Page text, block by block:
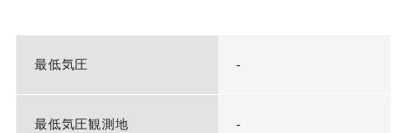
最低気圧 -
最低気圧観測地 -